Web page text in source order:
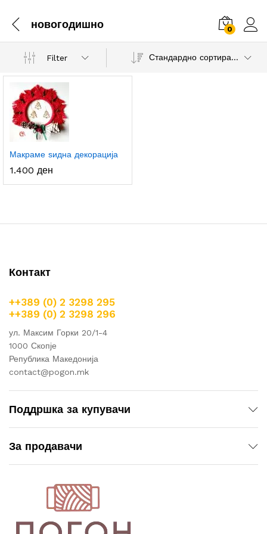
новогодишно 0
Filter Стандардно сортирање
Макраме ѕидна декорација
1.400 ден
Контакт
++389 (0) 2 3298 295
++389 (0) 2 3298 296
ул. Максим Горки 20/1-4
1000 Скопје
Република Македонија
contact@pogon.mk
Поддршка за купувачи
За продавачи